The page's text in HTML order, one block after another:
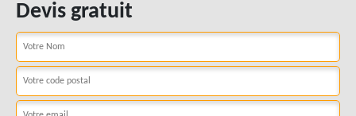
Devis gratuit